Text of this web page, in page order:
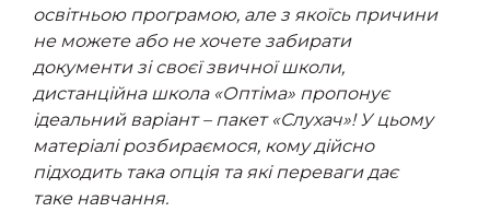
освітньою програмою, але з якоїсь причини
не можете або не хочете забирати
документи зі своєї звичної школи,
дистанційна школа «Оптіма» пропонує
ідеальний варіант – пакет «Слухач»! У цьому
матеріалі розбираємося, кому дійсно
підходить така опція та які переваги дає
таке навчання.